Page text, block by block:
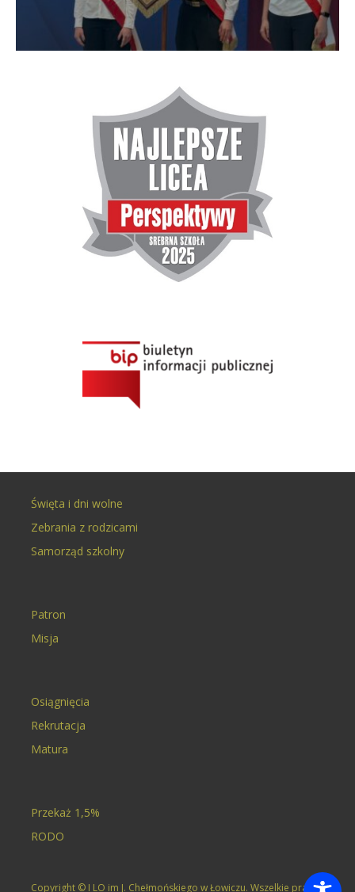
Święta i dni wolne
Zebrania z rodzicami
Samorząd szkolny
Patron
Misja
Osiągnięcia
Rekrutacja
Matura
Przekaż 1,5%
RODO
Copyright © I LO im J. Chełmońskiego w Łowiczu. Wszelkie prawa